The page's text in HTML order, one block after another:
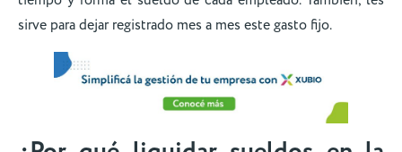
sirve para dejar registrado mes a mes este gasto fijo.